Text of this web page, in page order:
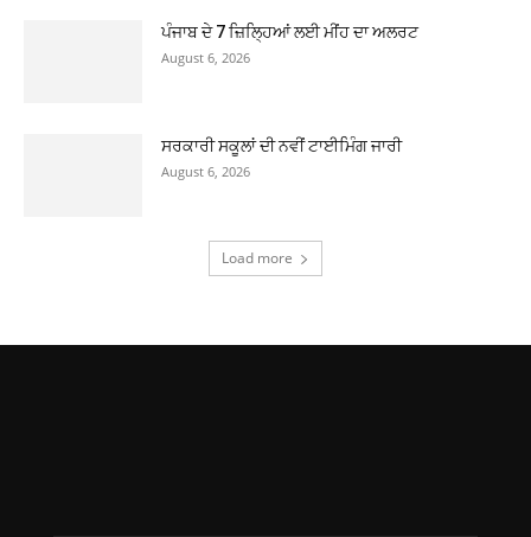
ਪੰਜਾਬ ਦੇ 7 ਜ਼ਿਲ੍ਹਿਆਂ ਲਈ ਮੀਂਹ ਦਾ ਅਲਰਟ
August 6, 2026
ਸਰਕਾਰੀ ਸਕੂਲਾਂ ਦੀ ਨਵੀਂ ਟਾਈਮਿੰਗ ਜਾਰੀ
August 6, 2026
Load more